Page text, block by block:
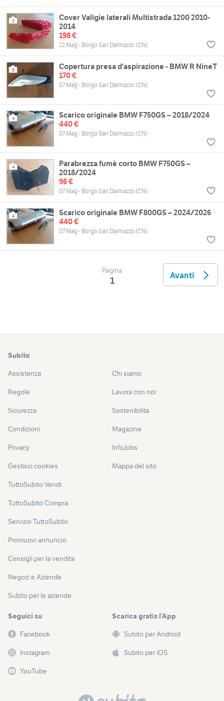
3
Cover Valigie laterali Multistrada 1200 2010-
2014
198 €
22 Mag - Borgo San Dalmazzo (CN)
6
Copertura presa d'aspirazione - BMW R NineT
170 €
07 Mag - Borgo San Dalmazzo (CN)
4
Scarico originale BMW F750GS – 2018/2024
440 €
07 Mag - Borgo San Dalmazzo (CN)
4
Parabrezza fumè corto BMW F750GS –
2018/2024
98 €
07 Mag - Borgo San Dalmazzo (CN)
4
Scarico originale BMW F800GS – 2024/2026
440 €
07 Mag - Borgo San Dalmazzo (CN)
Pagina
1 Avanti
Subito
Assistenza
Regole
Sicurezza
Condizioni
Privacy
Gestisci cookies
TuttoSubito Vendi
TuttoSubito Compra
Servizio TuttoSubito
Promuovi annuncio
Consigli per la vendita
Negozi e Aziende
Subito per le aziende
Chi siamo
Lavora con noi
Sostenibilità
Magazine
InfoJobs
Mappa del sito
Seguici su
Facebook
Instagram
YouTube
Scarica gratis l’App
Subito per Android
Subito per iOS